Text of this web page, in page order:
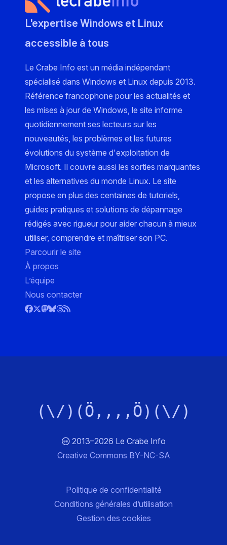
L'expertise Windows et Linux
accessible à tous
Le Crabe Info est un média indépendant
spécialisé dans Windows et Linux depuis 2013.
Référence francophone pour les actualités et
les mises à jour de Windows, le site informe
quotidiennement ses lecteurs sur les
nouveautés, les problèmes et les futures
évolutions du système d'exploitation de
Microsoft. Il couvre aussi les sorties marquantes
et les alternatives du monde Linux. Le site
propose en plus des centaines de tutoriels,
guides pratiques et solutions de dépannage
rédigés avec rigueur pour aider chacun à mieux
utiliser, comprendre et maîtriser son PC.
Parcourir le site
À propos
L’équipe
Nous contacter
(\/)(Ö,,,,Ö)(\/)
2013–2026 Le Crabe Info
Creative Commons BY-NC-SA
Politique de confidentialité
Conditions générales d’utilisation
Gestion des cookies